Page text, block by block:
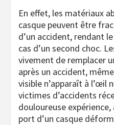
En effet, les matériaux
casque peuvent être
d’un accident, rendant
cas d’un second choc.
vivement de remplacer
après un accident,
visible n’apparaît à l’œil
victimes d’accidents
douloureuse
port d’un casque